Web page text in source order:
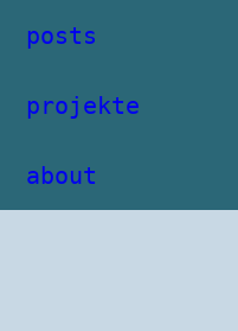
posts
projekte
about